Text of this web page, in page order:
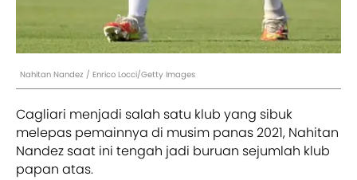
Nahitan Nandez / Enrico Locci/Getty Images
Cagliari menjadi salah satu klub yang sibuk
melepas pemainnya di musim panas 2021, Nahitan
Nandez saat ini tengah jadi buruan sejumlah klub
papan atas.